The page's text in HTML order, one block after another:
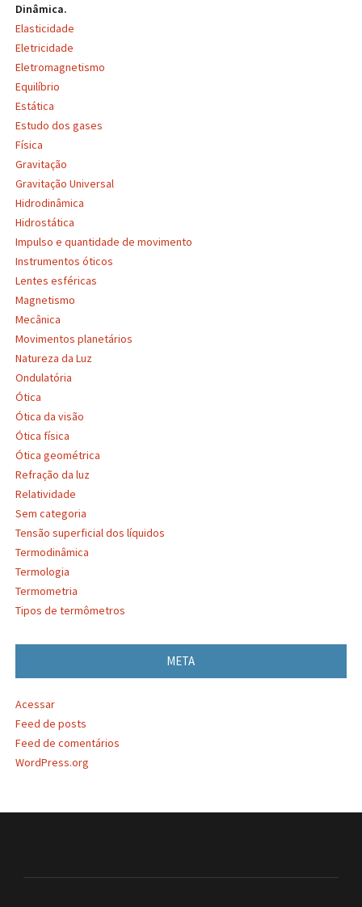
Dinâmica.
Elasticidade
Eletricidade
Eletromagnetismo
Equilíbrio
Estática
Estudo dos gases
Física
Gravitação
Gravitação Universal
Hidrodinâmica
Hidrostática
Impulso e quantidade de movimento
Instrumentos óticos
Lentes esféricas
Magnetismo
Mecânica
Movimentos planetários
Natureza da Luz
Ondulatória
Ótica
Ótica da visão
Ótica física
Ótica geométrica
Refração da luz
Relatividade
Sem categoria
Tensão superficial dos líquidos
Termodinâmica
Termologia
Termometria
Tipos de termômetros
META
Acessar
Feed de posts
Feed de comentários
WordPress.org